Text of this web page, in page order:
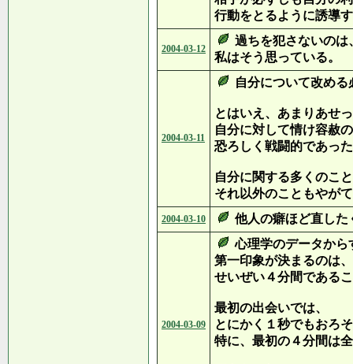
行動をとるように誘導
2004-03-12
過ちを犯さないのは
私はそう思っている。
2004-03-11
自分について改め
とはいえ、あまりあせ
自分に対して情け容赦
恐ろしく戦闘的であっ
自分に関する多くのこ
それ以外のこともやが
2004-03-10 他人の癖ほど直した
2004-03-09
心理学のデータから
第一印象が決まるのは、
せいぜい４分間である
最初の出会いでは、
とにかく１秒でもおろ
特に、最初の４分間は